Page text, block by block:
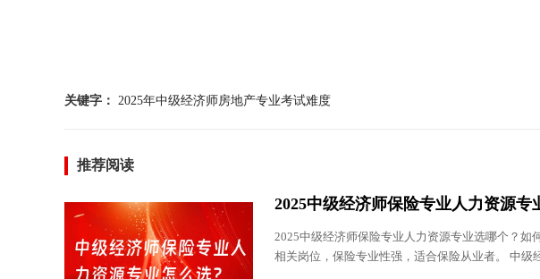
关键字： 2025年中级经济师房地产专业考试难度
推荐阅读
2025中级经济师保险专业人力资源专
2025中级经济师保险专业人力资源专业选哪个？
相关岗位，保险专业性强，适合保险从业者。 中级